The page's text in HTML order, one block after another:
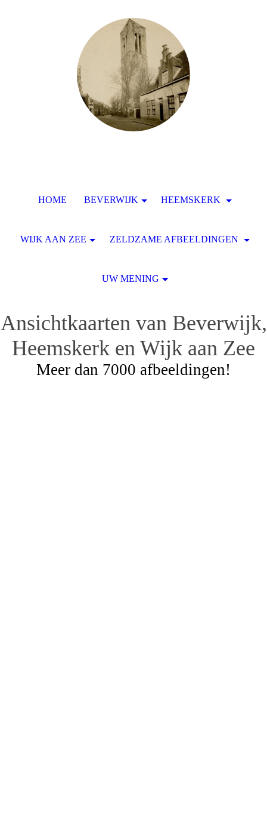
Ansichtkaarten van Beverwijk,
Heemskerk en Wijk aan Zee
Meer dan 7000 afbeeldingen!
HOME BEVERWIJK HEEMSKERK
WIJK AAN ZEE ZELDZAME AFBEELDINGEN
UW MENING